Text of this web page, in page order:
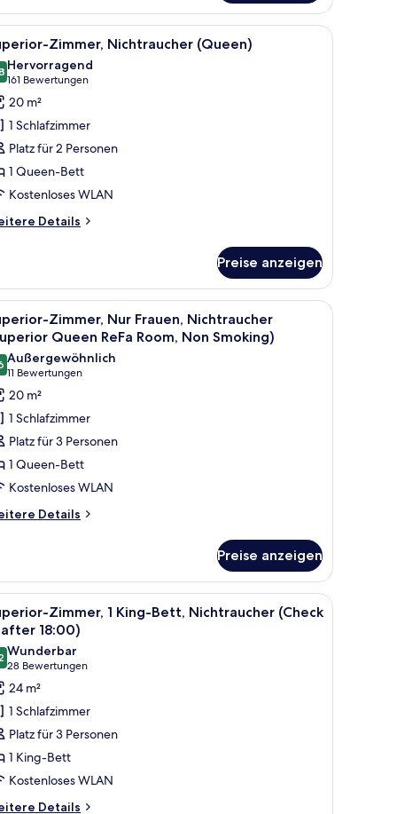
kleinen Schreibtisch, einem an der Wand befestigten Fernseher und
Ein Hotelzimmer mit Bett, Sofa, einem
2 Zimmer, Nichtraucher (Queen)
von 10
Hervorragend
161 Bewertungen
(161
Bewertungen)
20 m²
1 Schlafzimmer
Platz für 2 Personen
1 Queen-Bett
Kostenloses WLAN
Details
Preise anzeigen
Fernseher und einem Schreibtisch.Ein Hotelzimmer mit Bett, Sofa, kleinem
3
Zimmer, Nur Frauen, Nichtraucher
Queen ReFa Room, Non Smoking)
von 10
Außergewöhnlich
11 Bewertungen
(11
Bewertungen)
20 m²
1 Schlafzimmer
Platz für 3 Personen
1 Queen-Bett
Kostenloses WLAN
Details
Preise anzeigen
an der Wand.
kleinen Tisch und einem Fenster mit Jalousien.Ein modernes Hotelzimmer mit einem
2
Zimmer, 1 King-Bett, Nichtraucher (Check
after 18:00)
von 10
Wunderbar
28 Bewertungen
(28
Bewertungen)
24 m²
1 Schlafzimmer
Platz für 3 Personen
1 King-Bett
Kostenloses WLAN
Details